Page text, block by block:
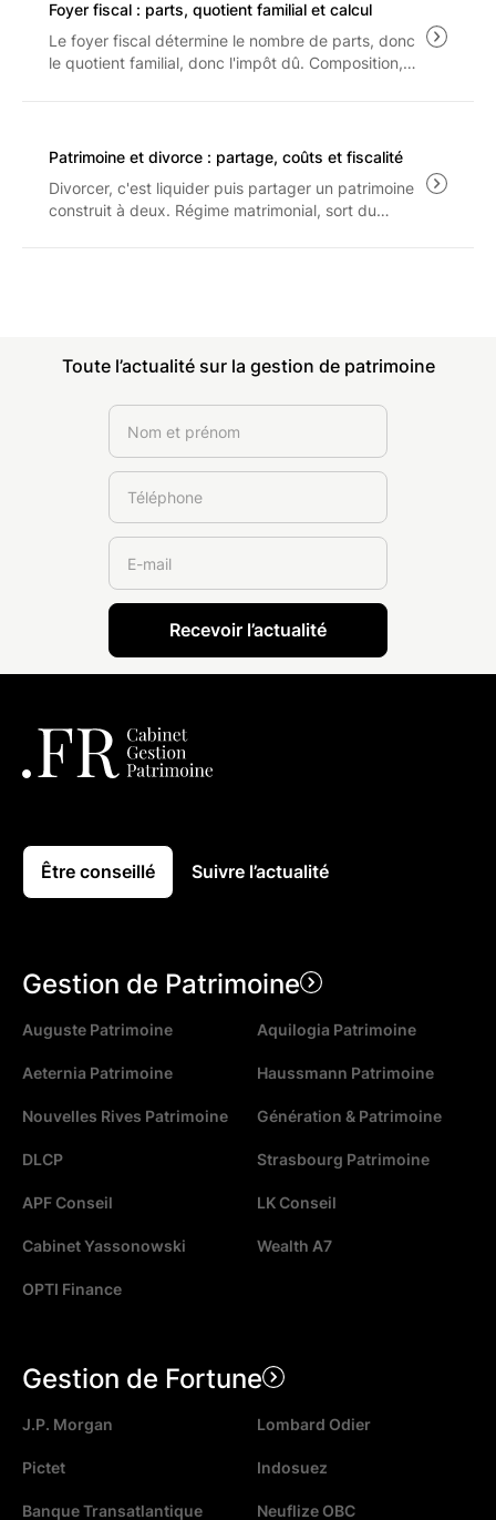
Foyer fiscal : parts, quotient familial et calcul
Le foyer fiscal détermine le nombre de parts, donc
le quotient familial, donc l'impôt dû. Composition,
Patrimoine et divorce : partage, coûts et fiscalité
Divorcer, c'est liquider puis partager un patrimoine
construit à deux. Régime matrimonial, sort du
Toute l’actualité sur la gestion de patrimoine
Être conseillé Suivre l’actualité
Gestion de Patrimoine
Auguste Patrimoine Aquilogia Patrimoine
Aeternia Patrimoine Haussmann Patrimoine
Nouvelles Rives Patrimoine Génération & Patrimoine
DLCP Strasbourg Patrimoine
APF Conseil LK Conseil
Cabinet Yassonowski Wealth A7
OPTI Finance
Gestion de Fortune
J.P. Morgan Lombard Odier
Pictet Indosuez
Banque Transatlantique Neuflize OBC